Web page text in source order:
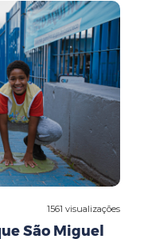
1561 visualizações
São Miguel